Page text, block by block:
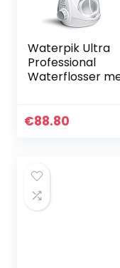
Waterpik Ultra
Professional
Waterflosser
Drukregelaar met
€88.80